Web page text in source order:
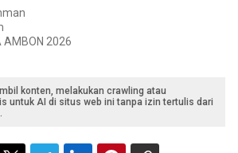
2026
konten, melakukan crawling atau
untuk AI di situs web ini tanpa izin tertulis dari